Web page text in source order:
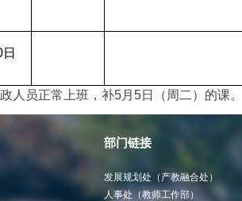
人员正常上班，补5月5日（周二）的课。
部门链接
发展规划处（产教融合处）
人事处（教师工作部）